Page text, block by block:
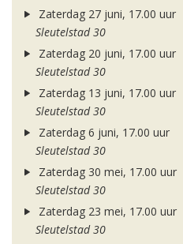
Zaterdag 27 juni, 17.00 uur
Sleutelstad 30
Zaterdag 20 juni, 17.00 uur
Sleutelstad 30
Zaterdag 13 juni, 17.00 uur
Sleutelstad 30
Zaterdag 6 juni, 17.00 uur
Sleutelstad 30
Zaterdag 30 mei, 17.00 uur
Sleutelstad 30
Zaterdag 23 mei, 17.00 uur
Sleutelstad 30